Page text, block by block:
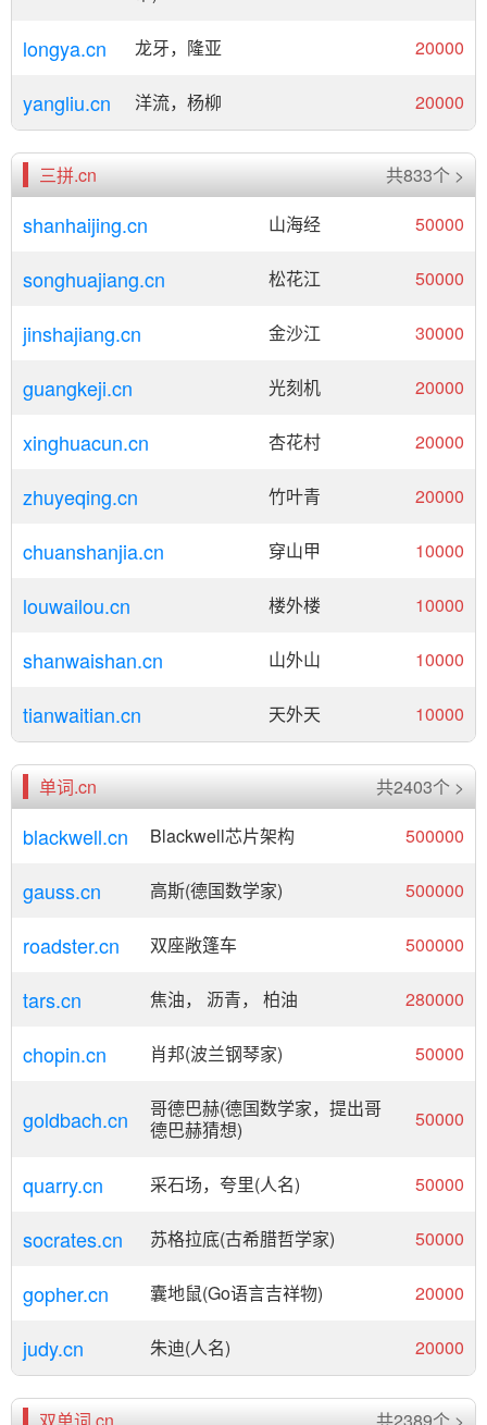
longya.cn 龙牙，隆亚 20000
yangliu.cn 洋流，杨柳 20000
三拼.cn 共833个 >
shanhaijing.cn 山海经 50000
songhuajiang.cn 松花江 50000
jinshajiang.cn 金沙江 30000
guangkeji.cn 光刻机 20000
xinghuacun.cn 杏花村 20000
zhuyeqing.cn 竹叶青 20000
chuanshanjia.cn 穿山甲 10000
louwailou.cn 楼外楼 10000
shanwaishan.cn 山外山 10000
tianwaitian.cn 天外天 10000
单词.cn 共2403个 >
blackwell.cn Blackwell芯片架构 500000
gauss.cn 高斯(德国数学家) 500000
roadster.cn 双座敞篷车 500000
tars.cn 焦油， 沥青， 柏油 280000
chopin.cn 肖邦(波兰钢琴家) 50000
goldbach.cn
哥德巴赫(德国数学家，提出哥
德巴赫猜想)
50000
quarry.cn 采石场，夸里(人名) 50000
socrates.cn 苏格拉底(古希腊哲学家) 50000
gopher.cn 囊地鼠(Go语言吉祥物) 20000
judy.cn 朱迪(人名) 20000